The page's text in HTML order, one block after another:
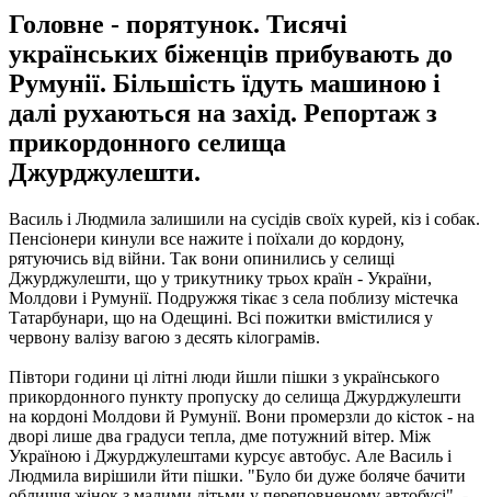
Головне - порятунок. Тисячі
українських біженців прибувають до
Румунії. Більшість їдуть машиною і
далі рухаються на захід. Репортаж з
прикордонного селища
Джурджулешти.
Василь і Людмила залишили на сусідів своїх курей, кіз і собак.
Пенсіонери кинули все нажите і поїхали до кордону,
рятуючись від війни. Так вони опинились у селищі
Джурджулешти, що у трикутнику трьох країн - України,
Молдови і Румунії. Подружжя тікає з села поблизу містечка
Татарбунари, що на Одещині. Всі пожитки вмістилися у
червону валізу вагою з десять кілограмів.
Півтори години ці літні люди йшли пішки з українського
прикордонного пункту пропуску до селища Джурджулешти
на кордоні Молдови й Румунії. Вони промерзли до кісток - на
дворі лише два градуси тепла, дме потужний вітер. Між
Україною і Джурджулештами курсує автобус. Але Василь і
Людмила вирішили йти пішки. "Було би дуже боляче бачити